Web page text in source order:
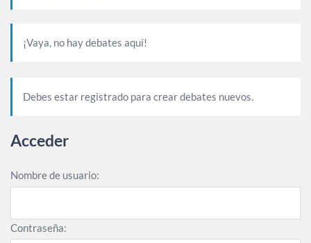
¡Vaya, no hay debates aquí!
Debes estar registrado para crear debates nuevos.
Acceder
Nombre de usuario:
Contraseña: